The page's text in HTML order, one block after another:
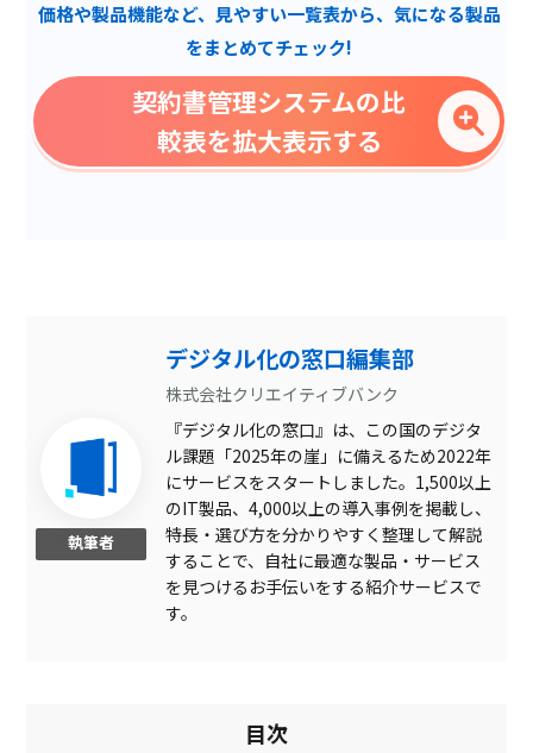
担当者設定
質問機能
スキャンデータの文字検索
一括作成・一括締結依頼
価格や製品機能など、見やすい一覧表から、気になる製品
をまとめてチェック!
契約書管理システムの比
較表を拡大表示する
執筆者
デジタル化の窓口編集部
株式会社クリエイティブバンク
『デジタル化の窓口』は、この国のデジタ
ル課題「2025年の崖」に備えるため2022年
にサービスをスタートしました。1,500以上
のIT製品、4,000以上の導入事例を掲載し、
特長・選び方を分かりやすく整理して解説
することで、自社に最適な製品・サービス
を見つけるお手伝いをする紹介サービスで
す。
目次